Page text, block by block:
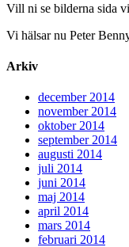
Vill ni se bilderna sida
Vi hälsar nu Peter
Arkiv
december 2014
november 2014
oktober 2014
september 2014
augusti 2014
juli 2014
juni 2014
maj 2014
april 2014
mars 2014
februari 2014